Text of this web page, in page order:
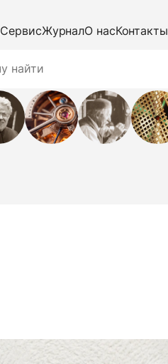
СервисЖурналО насКонтакты